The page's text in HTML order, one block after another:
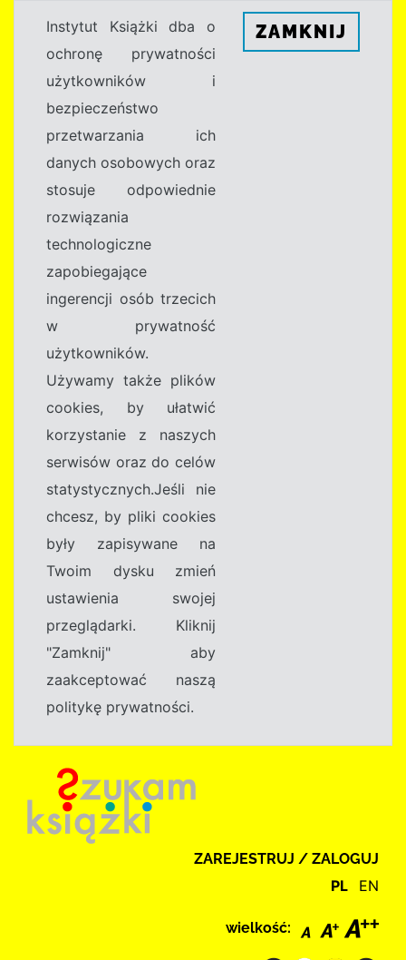
Instytut Książki dba o
ochronę prywatności
użytkowników i
bezpieczeństwo
przetwarzania ich
danych osobowych oraz
stosuje odpowiednie
rozwiązania
technologiczne
zapobiegające
ingerencji osób trzecich
w prywatność
użytkowników.
Używamy także plików
cookies, by ułatwić
korzystanie z naszych
serwisów oraz do celów
statystycznych.Jeśli nie
chcesz, by pliki cookies
były zapisywane na
Twoim dysku zmień
ustawienia swojej
przeglądarki. Kliknij
"Zamknij" aby
zaakceptować naszą
politykę prywatności.
ZAMKNIJ
ZAREJESTRUJ / ZALOGUJ
PL EN
wielkość: